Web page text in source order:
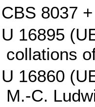
CBS 8037
U 16895
collations
U 16860
M.-C.